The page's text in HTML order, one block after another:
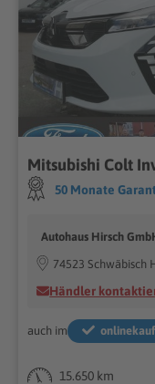
50 Monate
Autohaus Hirsch
74523 Schwäbisch
Händler
auch im onlinekauf
15.650 km